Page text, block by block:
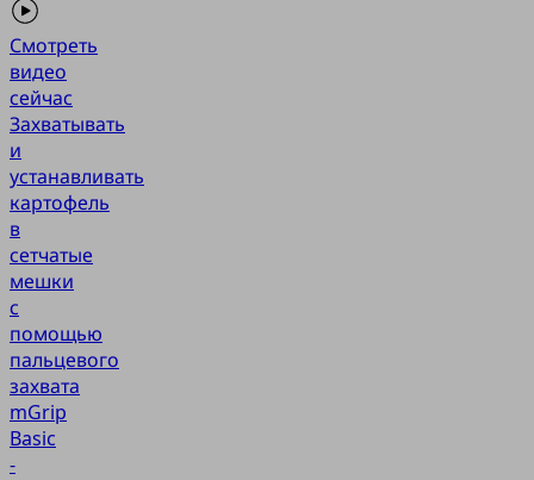
Смотреть
видео
сейчас
Захватывать
и
устанавливать
картофель
в
сетчатые
мешки
с
помощью
пальцевого
захвата
mGrip
Basic
-